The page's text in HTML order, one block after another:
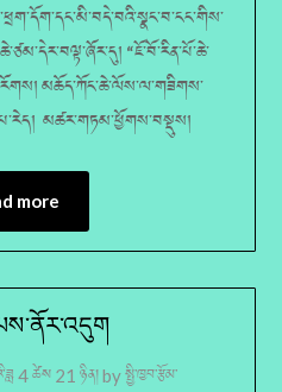
“ཇོ་བོ་རིན་པོ་ཆེ་
མཆོད་ཀོང་ཆེ་ལོས་ལ་གཟིགས་
མཚར་གཏམ་ཕྱོགས་བསྡུས།
more
4 ཚེས 21 ཉིན།byསྤྱི་ཁྱབ་རྩོམ་